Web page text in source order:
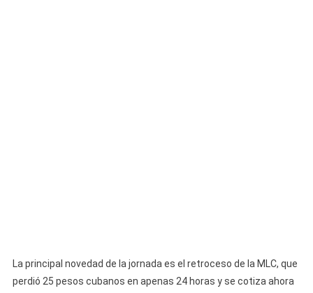
La principal novedad de la jornada es el retroceso de la MLC, que
perdió 25 pesos cubanos en apenas 24 horas y se cotiza ahora